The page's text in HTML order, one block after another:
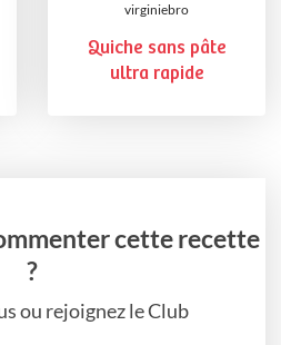
virginiebro
Quiche sans pâte
ultra rapide
cette recette
?
ou rejoignez le Club